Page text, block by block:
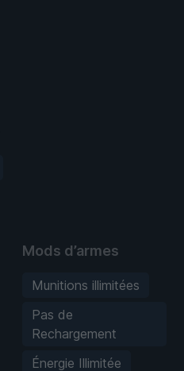
Mods d’armes
Munitions illimitées
Pas de
Rechargement
Énergie Illimitée